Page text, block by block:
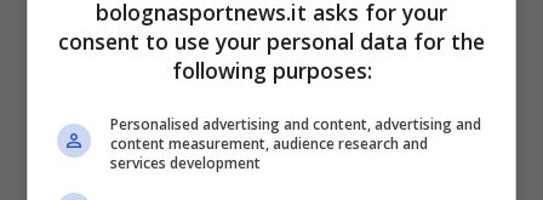
dovrà accordare con gli spagnoli.
nuova cessione dopo quella di Fabbian alla
Fiorentinae il sempre più possibile addio di
bolognasportnews.it asks for your
consent to use your personal data for the
following purposes:
Personalised advertising and content, advertising and
content measurement, audience research and
services development